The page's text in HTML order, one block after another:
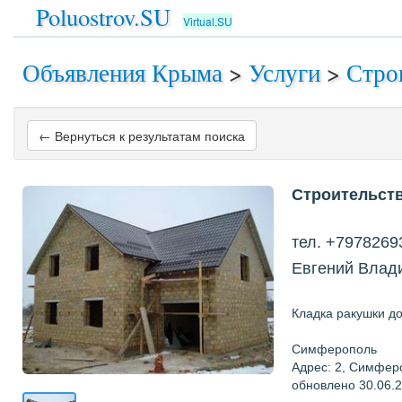
Poluostrov.SU Virtual.SU
Объявления Крыма > Услуги >
← Вернуться к результатам поиска
тел.
Евгений
Кладка ракушки
Симферополь
Адрес: 2,
обновлено